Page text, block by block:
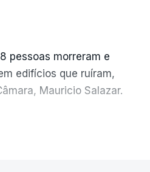
pessoas morreram e
edifícios que ruíram,
Mauricio Salazar.